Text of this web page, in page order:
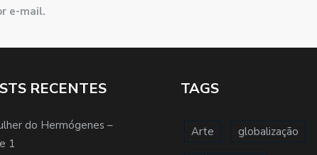
e-mail.
RECENTES
do Hermógenes –
1
TAGS
Arte globalização